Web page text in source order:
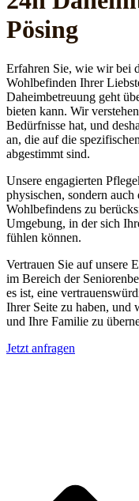
Pösing
Erfahren Sie, wie wir bei
Wohlbefinden Ihrer
Daheimbetreuung geht
bieten kann. Wir
Bedürfnisse hat, und
an, die auf die
abgestimmt sind.
Unsere engagierten
physischen, sondern
Wohlbefindens zu
Umgebung, in der sich
fühlen können.
Vertrauen Sie auf unsere
im Bereich der
es ist, eine
Ihrer Seite zu haben, und
und Ihre Familie zu
Jetzt anfragen